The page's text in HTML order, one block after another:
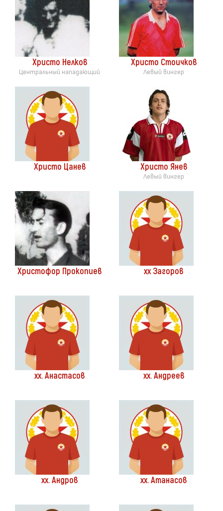
Христо Нелков
Центральный нападающий
Христо Стоичков
Левый вингер
Христо Цанев Христо Янев
Левый вингер
Христофор Прокопиев хх Загоров
хх. Анастасов хх. Андреев
хх. Андров хх. Атанасов